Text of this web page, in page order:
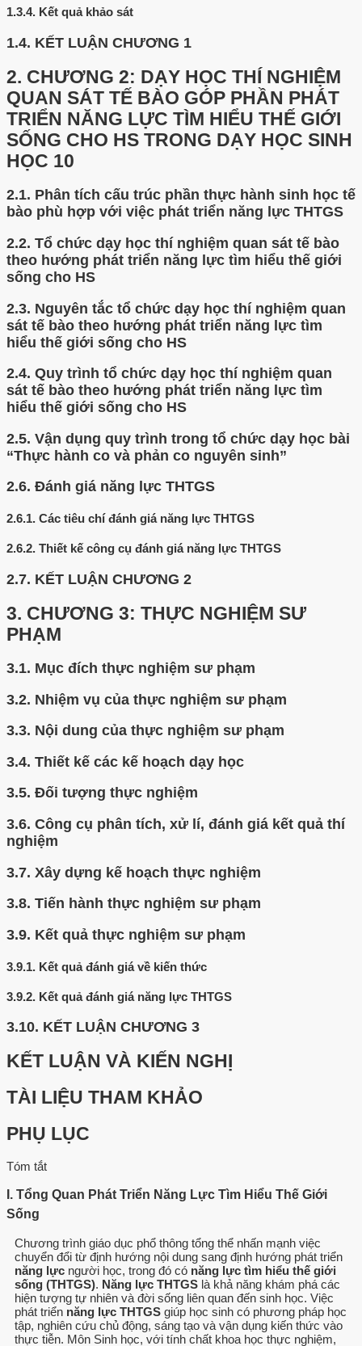
1.3.4. Kết quả khảo sát
1.4. KẾT LUẬN CHƯƠNG 1
2. CHƯƠNG 2: DẠY HỌC THÍ NGHIỆM
QUAN SÁT TẾ BÀO GÓP PHẦN PHÁT
TRIỂN NĂNG LỰC TÌM HIỂU THẾ GIỚI
SỐNG CHO HS TRONG DẠY HỌC SINH
HỌC 10
2.1. Phân tích cấu trúc phần thực hành sinh học tế
bào phù hợp với việc phát triển năng lực THTGS
2.2. Tổ chức dạy học thí nghiệm quan sát tế bào
theo hướng phát triển năng lực tìm hiểu thế giới
sống cho HS
2.3. Nguyên tắc tổ chức dạy học thí nghiệm quan
sát tế bào theo hướng phát triển năng lực tìm
hiểu thế giới sống cho HS
2.4. Quy trình tổ chức dạy học thí nghiệm quan
sát tế bào theo hướng phát triển năng lực tìm
hiểu thế giới sống cho HS
2.5. Vận dụng quy trình trong tổ chức dạy học bài
“Thực hành co và phản co nguyên sinh”
2.6. Đánh giá năng lực THTGS
2.6.1. Các tiêu chí đánh giá năng lực THTGS
2.6.2. Thiết kế công cụ đánh giá năng lực THTGS
2.7. KẾT LUẬN CHƯƠNG 2
3. CHƯƠNG 3: THỰC NGHIỆM SƯ
PHẠM
3.1. Mục đích thực nghiệm sư phạm
3.2. Nhiệm vụ của thực nghiệm sư phạm
3.3. Nội dung của thực nghiệm sư phạm
3.4. Thiết kế các kế hoạch dạy học
3.5. Đối tượng thực nghiệm
3.6. Công cụ phân tích, xử lí, đánh giá kết quả thí
nghiệm
3.7. Xây dựng kế hoạch thực nghiệm
3.8. Tiến hành thực nghiệm sư phạm
3.9. Kết quả thực nghiệm sư phạm
3.9.1. Kết quả đánh giá về kiến thức
3.9.2. Kết quả đánh giá năng lực THTGS
3.10. KẾT LUẬN CHƯƠNG 3
KẾT LUẬN VÀ KIẾN NGHỊ
TÀI LIỆU THAM KHẢO
PHỤ LỤC
Tóm tắt
I. Tổng Quan Phát Triển Năng Lực Tìm Hiểu Thế Giới
Sống
Chương trình giáo dục phổ thông tổng thể nhấn mạnh việc
chuyển đổi từ định hướng nội dung sang định hướng phát triển
năng lực người học, trong đó có năng lực tìm hiểu thế giới
sống (THTGS). Năng lực THTGS là khả năng khám phá các
hiện tượng tự nhiên và đời sống liên quan đến sinh học. Việc
phát triển năng lực THTGS giúp học sinh có phương pháp học
tập, nghiên cứu chủ động, sáng tạo và vận dụng kiến thức vào
thực tiễn. Môn Sinh học, với tính chất khoa học thực nghiệm,